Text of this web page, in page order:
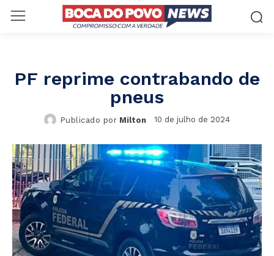
PF reprime contrabando de
pneus
Publicado por Milton 10 de julho de 2024